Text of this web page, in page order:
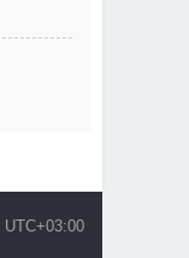
UTC+03:00